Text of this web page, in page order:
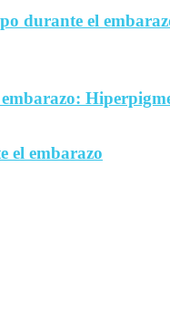
durante el
el embarazo